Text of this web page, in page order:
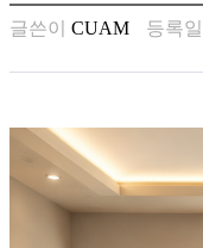
찾
기
글쓴이 CUAM 등록일